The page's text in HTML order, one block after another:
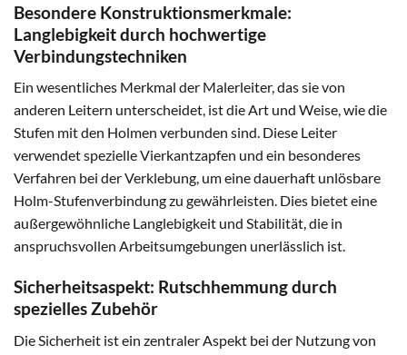
Besondere Konstruktionsmerkmale:
Langlebigkeit durch hochwertige
Verbindungstechniken
Ein wesentliches Merkmal der Malerleiter, das sie von
anderen Leitern unterscheidet, ist die Art und Weise, wie die
Stufen mit den Holmen verbunden sind. Diese Leiter
verwendet spezielle Vierkantzapfen und ein besonderes
Verfahren bei der Verklebung, um eine dauerhaft unlösbare
Holm-Stufenverbindung zu gewährleisten. Dies bietet eine
außergewöhnliche Langlebigkeit und Stabilität, die in
anspruchsvollen Arbeitsumgebungen unerlässlich ist.
Sicherheitsaspekt: Rutschhemmung durch
spezielles Zubehör
Die Sicherheit ist ein zentraler Aspekt bei der Nutzung von